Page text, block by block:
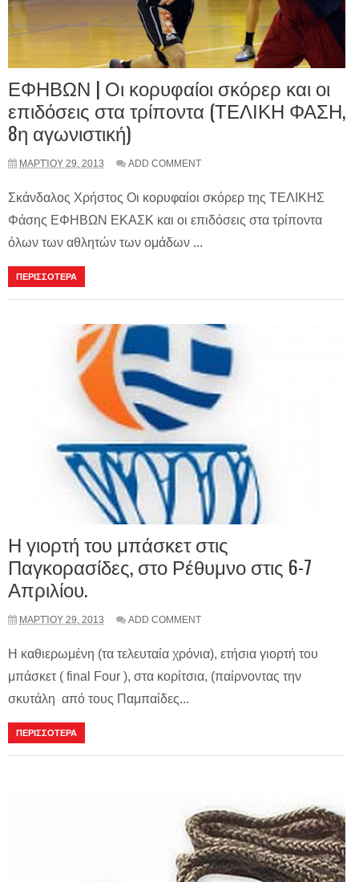
ΕΦΗΒΩΝ | Οι κορυφαίοι σκόρερ και οι
επιδόσεις στα τρίποντα (ΤΕΛΙΚΗ ΦΑΣΗ,
8η αγωνιστική)
ΜΑΡΤΊΟΥ 29, 2013 ADD COMMENT
Σκάνδαλος Χρήστος Οι κορυφαίοι σκόρερ της ΤΕΛΙΚΗΣ
Φάσης ΕΦΗΒΩΝ ΕΚΑΣΚ και οι επιδόσεις στα τρίποντα
όλων των αθλητών των ομάδων ...
ΠΕΡΙΣΣΟΤΕΡΑ
Η γιορτή του μπάσκετ στις
Παγκορασίδες, στο Ρέθυμνο στις 6-7
Απριλίου.
ΜΑΡΤΊΟΥ 29, 2013 ADD COMMENT
Η καθιερωμένη (τα τελευταία χρόνια), ετήσια γιορτή του
μπάσκετ ( final Four ), στα κορίτσια, (παίρνοντας την
σκυτάλη από τους Παμπαίδες...
ΠΕΡΙΣΣΟΤΕΡΑ